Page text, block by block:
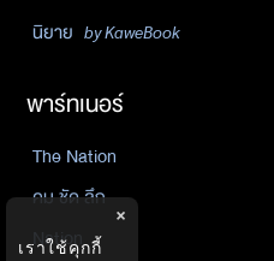
นิยาย by KaweBook
พาร์ทเนอร์
The Nation
คม ชัด ลึก
Nation
×
เราใช้คุกกี้